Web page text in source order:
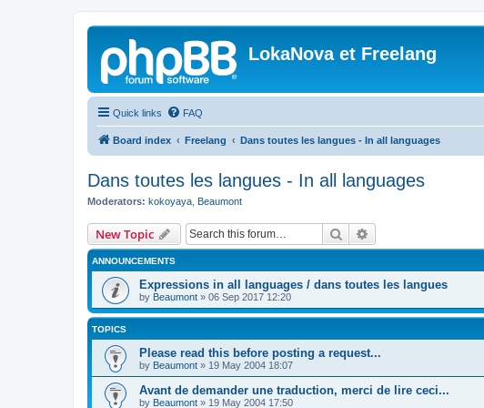
LokaNova et Freelang
Quick links FAQ
Board index Freelang Dans toutes les langues - In all languages
Dans toutes les langues - In all languages
Moderators: kokoyaya Beaumont
New Topic Search
ANNOUNCEMENTS
Expressions in all languages / dans toutes les langues
by Beaumont » 06 Sep 2017 12:20
TOPICS
Please read this before posting a request...
by Beaumont » 19 May 2004 18:07
Avant de demander une traduction, merci de lire ceci...
by Beaumont » 19 May 2004 17:50